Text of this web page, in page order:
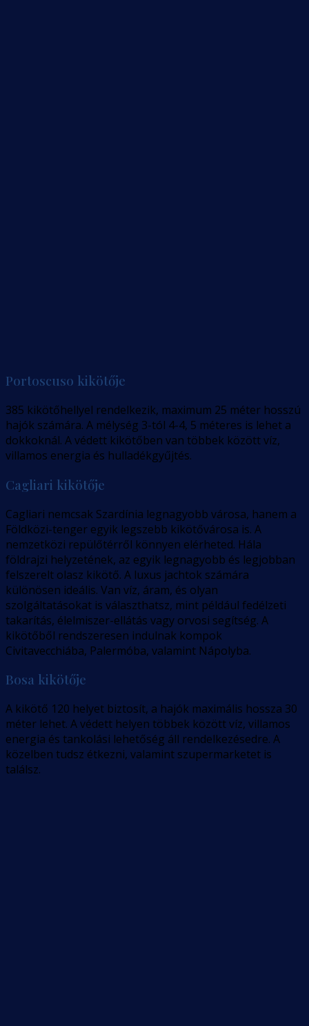
Portoscuso kikötője
385 kikötőhellyel rendelkezik, maximum 25 méter hosszú
hajók számára. A mélység 3-tól 4-4, 5 méteres is lehet a
dokkoknál. A védett kikötőben van többek között víz,
villamos energia és hulladékgyűjtés.
Cagliari kikötője
Cagliari nemcsak Szardínia legnagyobb városa, hanem a
Földközi-tenger egyik legszebb kikötővárosa is. A
nemzetközi repülőtérről könnyen elérheted. Hála
földrajzi helyzetének, az egyik legnagyobb és legjobban
felszerelt olasz kikötő. A luxus jachtok számára
különösen ideális. Van víz, áram, és olyan
szolgáltatásokat is választhatsz, mint például fedélzeti
takarítás, élelmiszer-ellátás vagy orvosi segítség. A
kikötőből rendszeresen indulnak kompok
Civitavecchiába, Palermóba, valamint Nápolyba.
Bosa kikötője
A kikötő 120 helyet biztosít, a hajók maximális hossza 30
méter lehet. A védett helyen többek között víz, villamos
energia és tankolási lehetőség áll rendelkezésedre. A
közelben tudsz étkezni, valamint szupermarketet is
találsz.